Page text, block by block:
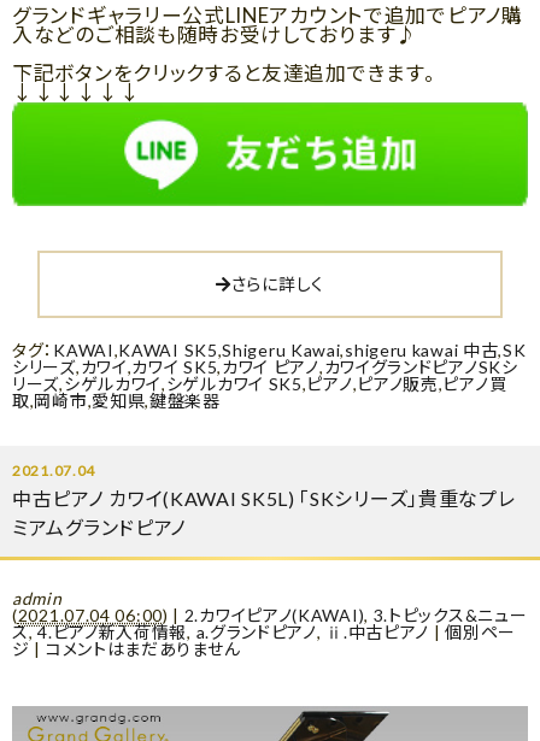
グランドギャラリー公式LINEアカウントで追加でピアノ購
入などのご相談も随時お受けしております♪
下記ボタンをクリックすると友達追加できます。
↓↓↓↓↓↓
さらに詳しく
タグ： KAWAI,KAWAI SK5,Shigeru Kawai,shigeru kawai 中古,SK
シリーズ,カワイ,カワイ SK5,カワイ ピアノ,カワイグランドピアノSKシ
リーズ,シゲルカワイ,シゲルカワイ SK5,ピアノ,ピアノ販売,ピアノ買
取,岡崎市,愛知県,鍵盤楽器
2021.07.04
中古ピアノ カワイ(KAWAI SK5L) 「SKシリーズ」貴重なプレ
ミアムグランドピアノ
admin
(2021.07.04 06:00) | 2.カワイピアノ(KAWAI), 3.トピックス&ニュー
ス,4.ピアノ新入荷情報, a.グランドピアノ, ⅱ.中古ピアノ |個別ペー
ジ | コメントはまだありません